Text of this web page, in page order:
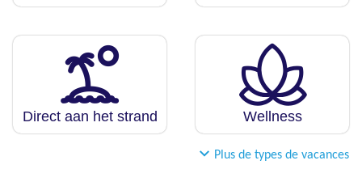
Direct aan het strand Wellness
Plus de types de vacances